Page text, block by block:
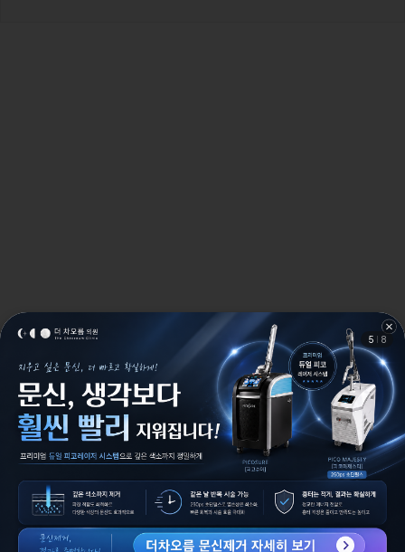
5 8
공지사항
상호명 : 더차오름의원
대표자 : 권경원
대표 전화번호 : 053-716-1090
더차오름의원
더차오름의원
더차오름의원 부산점